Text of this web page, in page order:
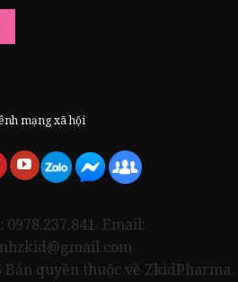
mạng xã hội
Email:
Bản quyền thuộc về ZkidPharma.